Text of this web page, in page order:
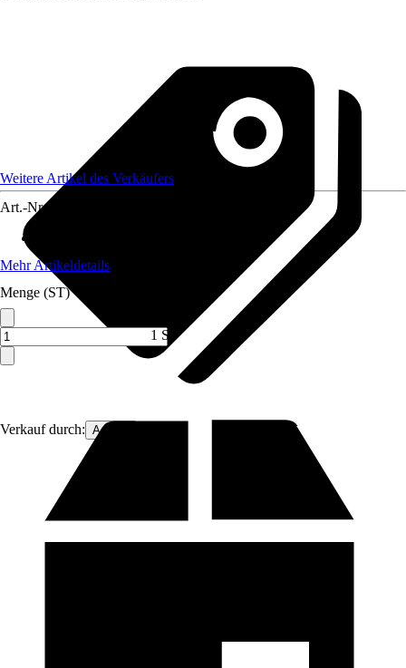
Verkauf durch: Aosom
Weitere Artikel des Verkäufers
Art.-Nr.
Mehr Artikeldetails
Menge (ST)
1 ST